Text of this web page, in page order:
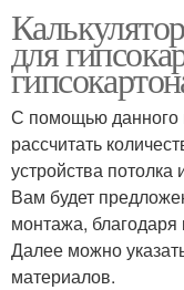
для
С помощью данного
рассчитать
устройства потолка
Вам будет
монтажа,
Далее можно
материалов.